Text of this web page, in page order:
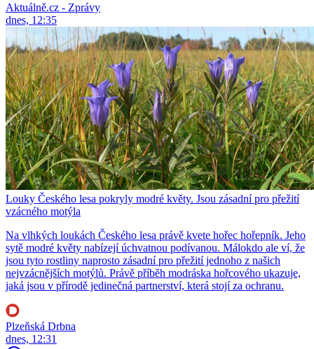
Aktuálně.cz - Zprávy
dnes, 12:35
Louky Českého lesa pokryly modré květy. Jsou zásadní pro přežití
vzácného motýla
Na vlhkých loukách Českého lesa právě kvete hořec hořepník. Jeho
sytě modré květy nabízejí úchvatnou podívanou. Málokdo ale ví, že
jsou tyto rostliny naprosto zásadní pro přežití jednoho z našich
nejvzácnějších motýlů. Právě příběh modráska hořcového ukazuje,
jaká jsou v přírodě jedinečná partnerství, která stojí za ochranu.
Plzeňská Drbna
dnes, 12:31